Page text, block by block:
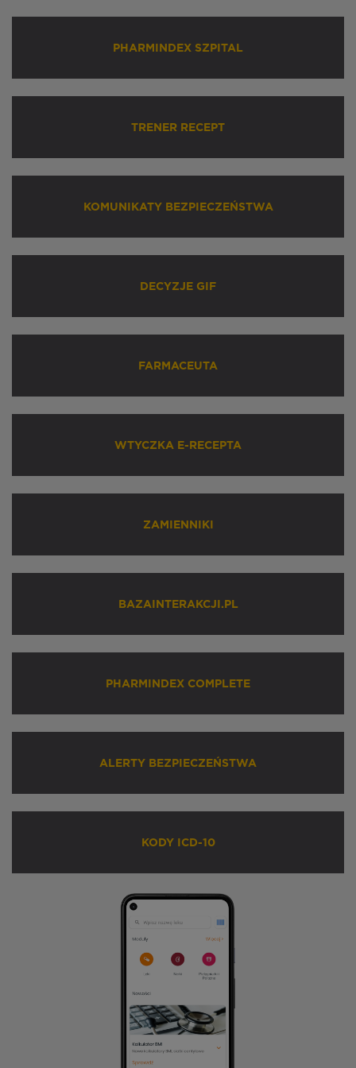
PHARMINDEX SZPITAL
TRENER RECEPT
KOMUNIKATY BEZPIECZEŃSTWA
DECYZJE GIF
FARMACEUTA
WTYCZKA E-RECEPTA
ZAMIENNIKI
BAZAINTERAKCJI.PL
PHARMINDEX COMPLETE
ALERTY BEZPIECZEŃSTWA
KODY ICD-10